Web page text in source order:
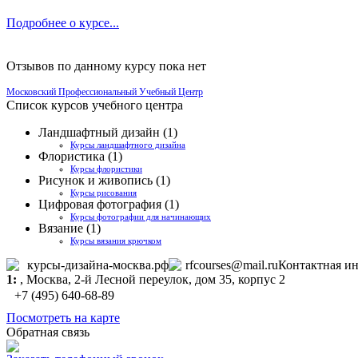
Подробнее о курсе...
Отзывов по данному курсу пока нет
Московский Профессиональный Учебный Центр
Список курсов учебного центра
Ландшафтный дизайн (1)
Курсы ландшафтного дизайна
Флористика (1)
Курсы флористики
Рисунок и живопись (1)
Курсы рисования
Цифровая фотография (1)
Курсы фотографии для начинающих
Вязание (1)
Курсы вязания крючком
курсы-дизайна-москва.рф rfcourses@mail.ruКонтактная
1: , Москва, 2-й Лесной переулок, дом 35, корпус 2
+7 (495) 640-68-89
Посмотреть на карте
Обратная связь